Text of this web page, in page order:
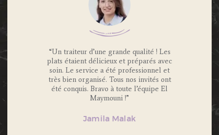
invités
“Un traiteur d’une grande qualité ! Les
plats étaient délicieux et préparés avec
soin. Le service a été professionnel et
très bien organisé. Tous nos invités ont
été conquis. Bravo à toute l’équipe El
Maymouni !”
Jamila Malak
“Nous